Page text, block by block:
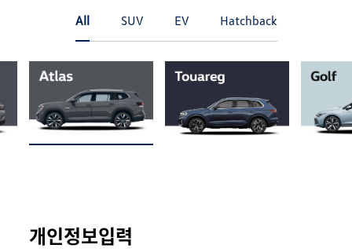
All SUV EV Hatchback
개인정보입력